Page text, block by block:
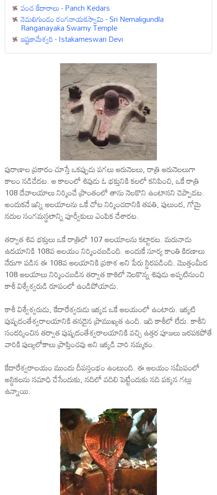
పంచ కేదారాలు - Panch Kedars
నెమలిగుండం రంగనాయకస్వామి - Sri Nemaligundla
Ranganayaka Swamy Temple
ఇష్టకామేశ్వరి - Istakameswari Devi
పురాణాల ప్రకారం చూస్తే ఒకప్పుడు పగలు ఆరునెలలు, రాత్రి ఆరునెలలుగా
కాలం నడిచేదట. ఆ కాలంలో శివుడు ఓ భక్తునికి కలలో కనిపించి, ఒకే రాత్రి
108 దేవాలయాలు నిర్మించే ప్రాంతంలో తాను నెలకొని ఉంటానని చెప్పాడట.
అందుకనే ఇన్ని ఆలయాలను ఒకే చోట నిర్మించడానికి తపతి, పులుంద, గోమై
నదుల సంగమస్థలాన్ని పూర్వీకులు ఎంపిక చేశారట.
తర్వాత శివ భక్తులు ఒకే రాత్రిలో 107 ఆలయాలను కట్టారట. మరునాడు
ఉదయానికి 108వ ఆలయం నిర్మించబడింది. అందుకే సూర్య కాంతి కిరణాలు
నేరుగా పడిన ఈ 108వ ఆలయానికి ప్రకాశ అని పేరు స్థిరపడింది. మొత్తంమీద
108 ఆలయాలు నిర్మించబడిన తర్వాత కాశిలో నెలకొన్న శివుడు అప్పటినుంచి
కాశీ విశ్వేశ్వరుడి రూపంలో ఉండిపోయాడు.
కాశీ విశ్వేశ్వరుడు, కేదారేశ్వరుడు ఇక్కడ ఒకే ఆలయంలో ఉంటారు. ఇక్కటి
పుష్పదంతేశ్వరాలయానికి తనదైన ప్రాముఖ్యత ఉంది. ఇది కాశీలో లేదు. కాశీని
సందర్శించిన తర్వాత పుష్పదంతేశ్వరాలయానికి వచ్చి ఉత్తర పూజలు జరపకపోతే
వారికి పుణ్యలోకాలు ప్రాప్తించవు అని ఇక్కడి వారి నమ్మకం.
కేదారేశ్వరాలయం ముందు దీపస్తంభం ఉంటుంది. ఈ ఆలయం సమీపంలో
అస్థికలను సమాధి చేసేందుకు, నదిలో వదిలి పెట్టేందుకు నది పక్కన గట్లు
ఉన్నాయి.